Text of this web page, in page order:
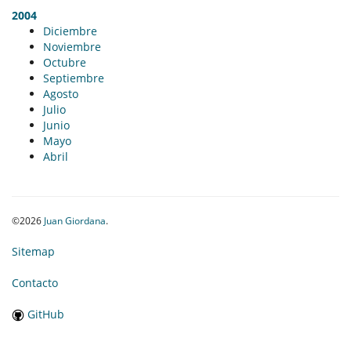
2004
Diciembre
Noviembre
Octubre
Septiembre
Agosto
Julio
Junio
Mayo
Abril
©2026 Juan Giordana.
Sitemap
Contacto
GitHub